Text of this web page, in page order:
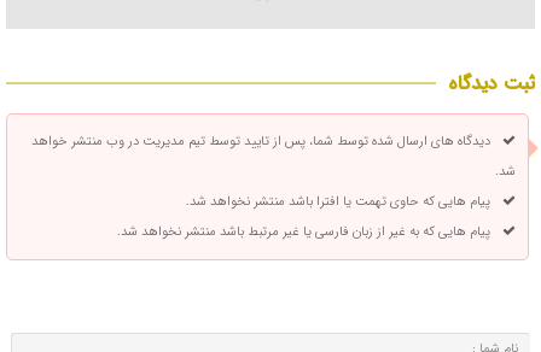
ثبت دیدگاه
دیدگاه های ارسال شده توسط شما، پس از تایید توسط تیم مدیریت در وب منتشر خواهد
شد.
پیام هایی که حاوی تهمت یا افترا باشد منتشر نخواهد شد.
پیام هایی که به غیر از زبان فارسی یا غیر مرتبط باشد منتشر نخواهد شد.